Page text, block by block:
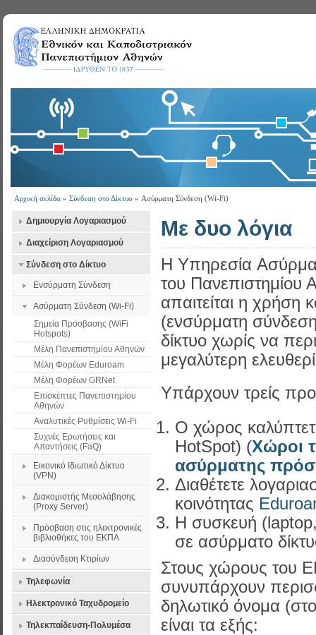
Αρχική σελίδα » Σύνδεση στο Δίκτυο » Ασύρματη Σύνδεση (Wi-Fi)
Δημιουργία Λογαριασμού
Διαχείριση Λογαριασμού
Σύνδεση στο Δίκτυο
Ενσύρματη Σύνδεση
Ασύρματη Σύνδεση (Wi-Fi)
Σημεία Πρόσβασης (WiFi
Hotspots)
Μέλη Πανεπιστημίου Αθηνών
Μέλη Φορέων Eduroam
Μέλη Φορέων GRNet
Επισκέπτες Πανεπιστημίου
Αθηνών
Αναλυτικές Ρυθμίσεις Wi-Fi
Συχνές Ερωτήσεις και
Απαντήσεις (FaQ)
Εικονικό Ιδιωτικό Δίκτυο
(VPN)
Διακομιστής Μεσολάβησης
(Proxy Server)
Πρόσβαση στις ηλεκτρονικές
βιβλιοθήκες του ΕΚΠΑ
Διασύνδεση Κτιρίων
Τηλεφωνία
Ηλεκτρονικό Ταχυδρομείο
Τηλεκπαίδευση-Πολυμέσα
Με δυο λόγια
Η Υπηρεσία
του Πανεπιστημίου
απαιτείται η χρήση
(ενσύρματη
δίκτυο χωρίς να
μεγαλύτερη
Υπάρχουν τρείς
Ο χώρος
HotSpot) (Χώροι
ασύρματης
Διαθέτετε
κοινότητας
Η συσκευή (laptop,
σε ασύρματο
Στους χώρους του
συνυπάρχουν
δηλωτικό όνομα
είναι τα εξής: